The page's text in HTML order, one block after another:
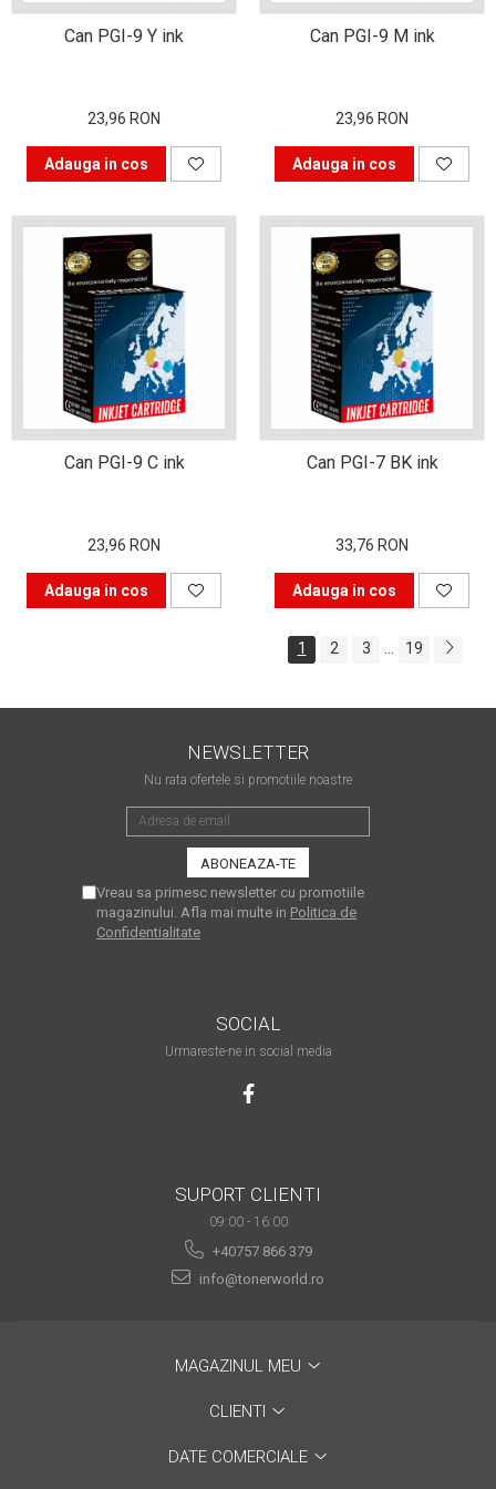
Alegerea corectă a
cartușului pentru
compatibile?
pentru clasicul album foto?
Revoluția industrială cu
imprimantele 3d
Trucuri pentru a obține
fotografii de familie reușite
Haine 3d realizate la
imprimantă
Cum îți poți decora casa cu
imprimanta ta. Învață s-o
folosești corect.
În căutarea cartușului
Can PGI-9 Y ink
23,96 RON
Adauga in cos
Can PGI-9 M ink
23,96 RON
Adauga in cos
Can PGI-9 C ink
23,96 RON
Adauga in cos
Can PGI-7 BK ink
33,76 RON
Adauga in cos
1 2 3 19
NEWSLETTER
Nu rata ofertele si promotiile noastre
Vreau sa primesc newsletter cu promotiile
magazinului. Afla mai multe in Politica de
Confidentialitate
SOCIAL
Urmareste-ne in social media
SUPORT CLIENTI
09:00 - 16:00
+40757 866 379
info@tonerworld.ro
MAGAZINUL MEU
CLIENTI
DATE COMERCIALE